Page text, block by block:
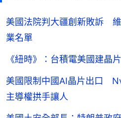
美國法院判大疆創新敗訴
業名單
《紐時》：台積電美國建晶
美國限制中國AI晶片出口
主導權拱手讓人